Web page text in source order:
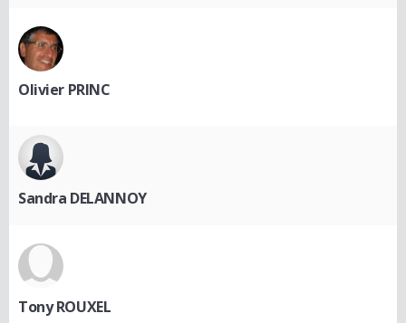
Olivier PRINC
Sandra DELANNOY
Tony ROUXEL